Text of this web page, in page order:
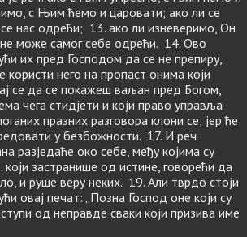
с Њим ћемо и царовати; ако ли се
нас одрећи; 13. ако ли изневеримо, Он
не може самог себе одрећи. 14. Ово
их пред Господом да се не препиру,
користи него на пропаст онима који
се да се покажеш ваљан пред Богом,
чега стидјети и који право управља
празних разговора клони се; јер ће
у безбожности. 17. И реч
разједаће око себе, међу којима су
застранише од истине, говорећи да
и руше веру неких. 19. Али тврдо стоји
овај печат: „Позна Господ оне који су
од неправде сваки који призива име